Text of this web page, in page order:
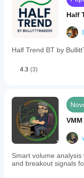
Half
Half Trend BT by
4.3 (3)
Smart volume
and breakout signals